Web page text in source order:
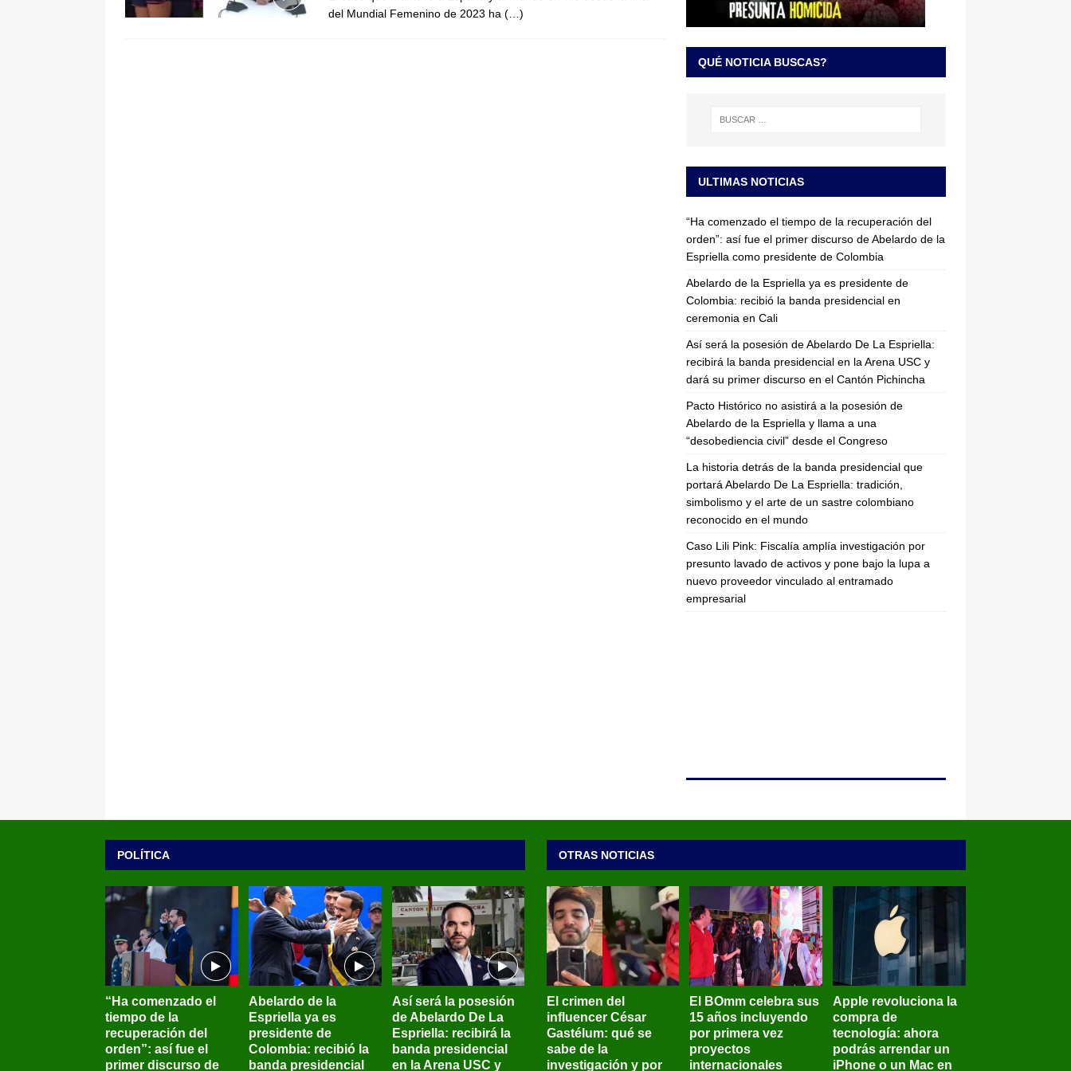
[ 6 de agosto de 2026 ] La historia detrás de la banda presidencial que portará Abelardo De La
del Mundial Femenino de 2023 ha (…)
QUÉ NOTICIA BUSCAS?
ULTIMAS NOTICIAS
“Ha comenzado el tiempo de la recuperación del
orden”: así fue el primer discurso de Abelardo de la
Espriella como presidente de Colombia
Abelardo de la Espriella ya es presidente de
Colombia: recibió la banda presidencial en
ceremonia en Cali
Así será la posesión de Abelardo De La Espriella:
recibirá la banda presidencial en la Arena USC y
dará su primer discurso en el Cantón Pichincha
Pacto Histórico no asistirá a la posesión de
Abelardo de la Espriella y llama a una
“desobediencia civil” desde el Congreso
La historia detrás de la banda presidencial que
portará Abelardo De La Espriella: tradición,
simbolismo y el arte de un sastre colombiano
reconocido en el mundo
Caso Lili Pink: Fiscalía amplía investigación por
presunto lavado de activos y pone bajo la lupa a
nuevo proveedor vinculado al entramado
empresarial
POLÍTICA
“Ha comenzado el
tiempo de la
recuperación del
orden”: así fue el
primer discurso de
Abelardo de la
Espriella ya es
presidente de
Colombia: recibió la
banda presidencial
Así será la posesión
de Abelardo De La
Espriella: recibirá la
banda presidencial
en la Arena USC y
OTRAS NOTICIAS
El crimen del
influencer César
Gastélum: qué se
sabe de la
investigación y por
El BOmm celebra sus
15 años incluyendo
por primera vez
proyectos
internacionales
Apple revoluciona la
compra de
tecnología: ahora
podrás arrendar un
iPhone o un Mac en